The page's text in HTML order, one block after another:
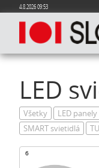
4.8.2026 09:53
LED
Všetky LED panely
SMART svietidlá
6